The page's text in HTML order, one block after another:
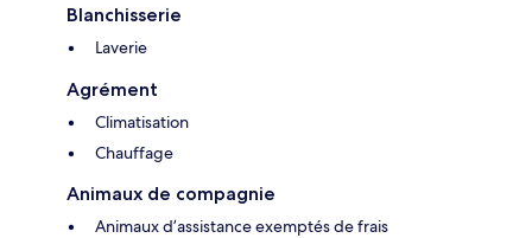
Blanchisserie
Laverie
Agrément
Climatisation
Chauffage
Animaux de compagnie
Animaux d’assistance exemptés de frais